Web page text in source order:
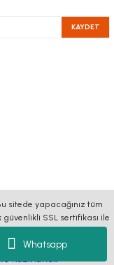
Whatsapp
KAYDET
sitede yapacağınız tüm
SSL sertifikası ile